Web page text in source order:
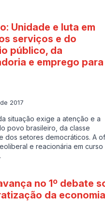
Unidade e luta em
serviços e do
público, da
e emprego para
2017
situação exige a atenção e a
povo brasileiro, da classe
dos setores democráticos. A
e reacionária em curso
no 1º debate
da economia